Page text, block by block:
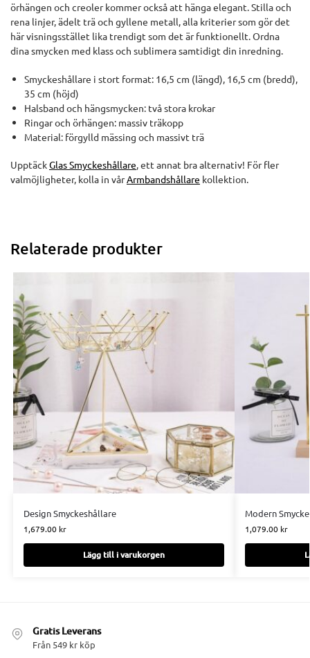
örhängen och creoler kommer också att hänga elegant. Stilla och
rena linjer, ädelt trä och gyllene metall, alla kriterier som gör det
här visningsstället lika trendigt som det är funktionellt. Ordna
dina smycken med klass och sublimera samtidigt din inredning.
Smyckeshållare i stort format: 16,5 cm (längd), 16,5 cm (bredd),
35 cm (höjd)
Halsband och hängsmycken: två stora krokar
Ringar och örhängen: massiv träkopp
Material: förgylld mässing och massivt trä
UpptäckGlas Smyckeshållare, ett annat bra alternativ! För fler
valmöjligheter, kolla in vårArmbandshållare kollektion.
Relaterade produkter
Design Smyckeshållare
1,679.00 kr
Lägg till i varukorgen
Modern
1,079.00 kr
Gratis Leverans
Från 549 kr köp